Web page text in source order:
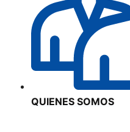
QUIENES SOMOS